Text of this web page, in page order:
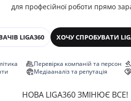
для професійної роботи прямо
LIGA360 ХОЧУ СПРОБУВАТИ
Перевірка компаній та персон
Медіааналіз та репутація
НОВА LIGA360 ЗМІНЮЄ ВСЕ!